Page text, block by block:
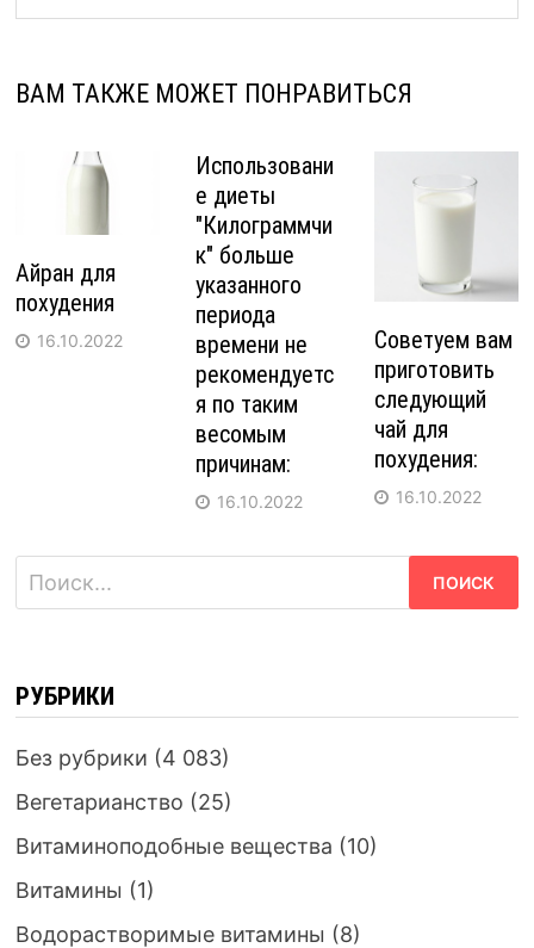
ВАМ ТАКЖЕ МОЖЕТ ПОНРАВИТЬСЯ
Айран для
похудения
16.10.2022
Использовани
е диеты
"Килограммчи
к" больше
указанного
периода
времени не
рекомендуетс
я по таким
весомым
причинам:
16.10.2022
Советуем вам
приготовить
следующий
чай для
похудения:
16.10.2022
Найти:
РУБРИКИ
Без рубрики (4 083)
Вегетарианство (25)
Витаминоподобные вещества (10)
Витамины (1)
Водорастворимые витамины (8)